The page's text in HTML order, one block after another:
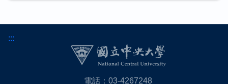
:::
電話：03-4267248